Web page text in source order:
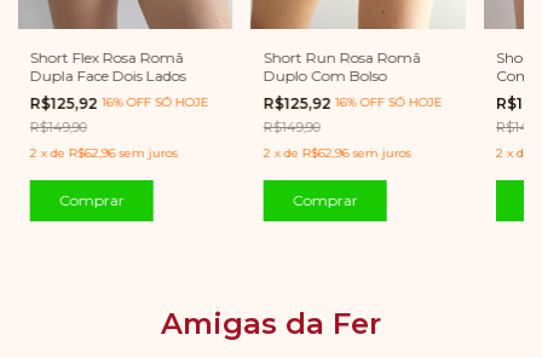
Short Flex Rosa Romã
Dupla Face Dois Lados
R$125,9216% OFF SÓ HOJE
R$149,90
2 xde R$62,96 sem juros
Comprar
Short Run Rosa Romã
Duplo Com Bolso
R$125,9216% OFF SÓ HOJE
R$149,90
2 xde R$62,96 sem juros
Comprar
Short
Com
2 x de
Amigas da Fer